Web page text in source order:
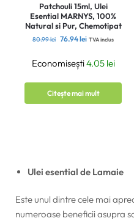
Patchouli 15ml, Ulei
Esential MARNYS, 100%
Natural si Pur, Chemotipat
80.99lei 76.94lei TVA inclus
Economisești4.05 lei
Citește mai mult
Ulei esential de Lamaie
Este unul dintre cele mai
numeroase beneficii asupra